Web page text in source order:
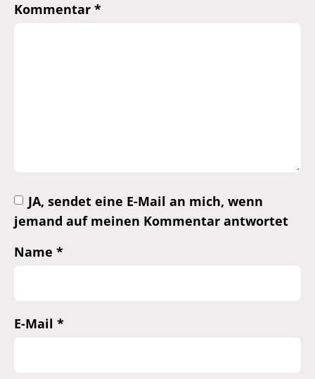
Kommentar *
JA, sendet eine E-Mail an mich, wenn
jemand auf meinen Kommentar antwortet
Name *
E-Mail *